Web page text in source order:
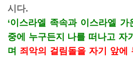
시다.
‘이스라엘 족속과 이스라엘
중에 누구든지 나를 떠나고 자
며 죄악의 걸림돌을 자기 앞에